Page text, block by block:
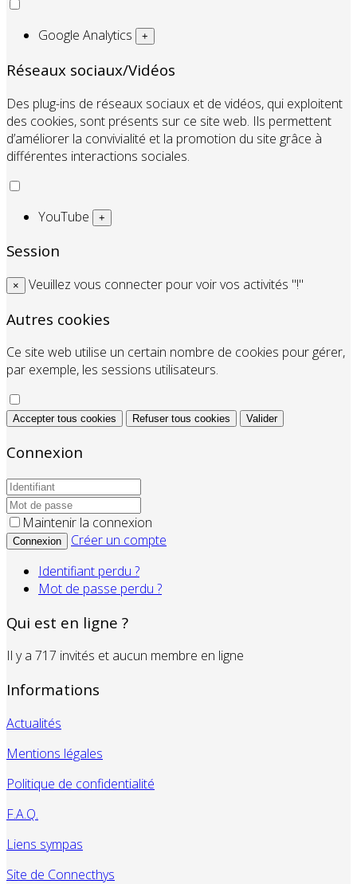
Google Analytics +
Réseaux sociaux/Vidéos
Des plug-ins de réseaux sociaux et de vidéos, qui exploitent
des cookies, sont présents sur ce site web. Ils permettent
d’améliorer la convivialité et la promotion du site grâce à
différentes interactions sociales.
YouTube +
Session
× Veuillez vous connecter pour voir vos activités "!"
Autres cookies
Ce site web utilise un certain nombre de cookies pour gérer,
par exemple, les sessions utilisateurs.
Accepter tous cookies Refuser tous cookies Valider
Connexion
Maintenir la connexion
Connexion
Créer un compte
Identifiant perdu ?
Mot de passe perdu ?
Qui est en ligne ?
Il y a 717 invités et aucun membre en ligne
Informations
Actualités
Mentions légales
Politique de confidentialité
F.A.Q.
Liens sympas
Site de Connecthys